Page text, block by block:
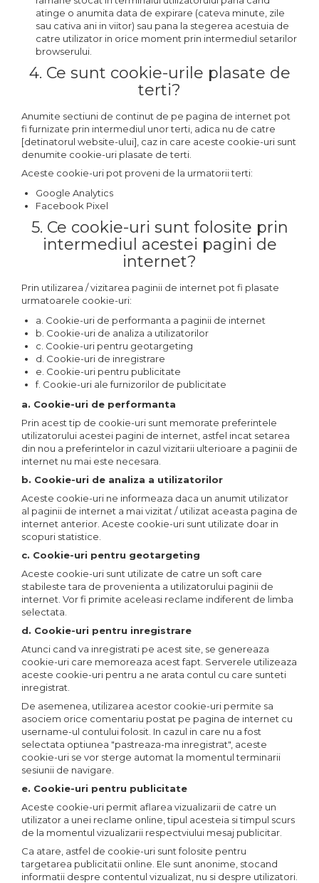
atinge o anumita data de expirare (cateva minute, zile
sau cativa ani in viitor) sau pana la stegerea acestuia de
catre utilizator in orice moment prin intermediul setarilor
browserului.
4. Ce sunt cookie-urile plasate de
terti?
Anumite sectiuni de continut de pe pagina de internet pot
fi furnizate prin intermediul unor terti, adica nu de catre
[detinatorul website-ului], caz in care aceste cookie-uri sunt
denumite cookie-uri plasate de terti.
Aceste cookie-uri pot proveni de la urmatorii terti:
Google Analytics
Facebook Pixel
5. Ce cookie-uri sunt folosite prin
intermediul acestei pagini de
internet?
Prin utilizarea / vizitarea paginii de internet pot fi plasate
urmatoarele cookie-uri:
a. Cookie-uri de performanta a paginii de internet
b. Cookie-uri de analiza a utilizatorilor
c. Cookie-uri pentru geotargeting
d. Cookie-uri de inregistrare
e. Cookie-uri pentru publicitate
f. Cookie-uri ale furnizorilor de publicitate
a. Cookie-uri de performanta
Prin acest tip de cookie-uri sunt memorate preferintele
utilizatorului acestei pagini de internet, astfel incat setarea
din nou a preferintelor in cazul vizitarii ulterioare a paginii de
internet nu mai este necesara.
b. Cookie-uri de analiza a utilizatorilor
Aceste cookie-uri ne informeaza daca un anumit utilizator
al paginii de internet a mai vizitat / utilizat aceasta pagina de
internet anterior. Aceste cookie-uri sunt utilizate doar in
scopuri statistice.
c. Cookie-uri pentru geotargeting
Aceste cookie-uri sunt utilizate de catre un soft care
stabileste tara de provenienta a utilizatorului paginii de
internet. Vor fi primite aceleasi reclame indiferent de limba
selectata.
d. Cookie-uri pentru inregistrare
Atunci cand va inregistrati pe acest site, se genereaza
cookie-uri care memoreaza acest fapt. Serverele utilizeaza
aceste cookie-uri pentru a ne arata contul cu care sunteti
inregistrat.
De asemenea, utilizarea acestor cookie-uri permite sa
asociem orice comentariu postat pe pagina de internet cu
username-ul contului folosit. In cazul in care nu a fost
selectata optiunea "pastreaza-ma inregistrat", aceste
cookie-uri se vor sterge automat la momentul terminarii
sesiunii de navigare.
e. Cookie-uri pentru publicitate
Aceste cookie-uri permit aflarea vizualizarii de catre un
utilizator a unei reclame online, tipul acesteia si timpul scurs
de la momentul vizualizarii respectviului mesaj publicitar.
Ca atare, astfel de cookie-uri sunt folosite pentru
targetarea publicitatii online. Ele sunt anonime, stocand
informatii despre contentul vizualizat, nu si despre utilizatori.